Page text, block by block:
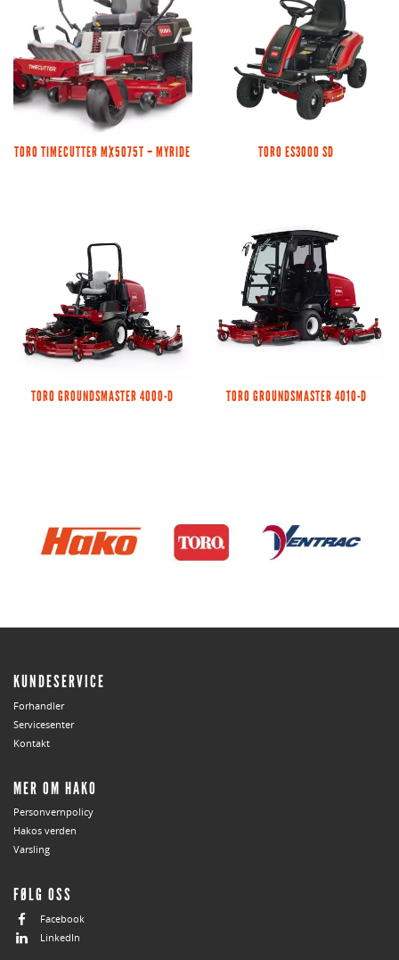
TORO TIMECUTTER MX5075T – MYRIDE TORO ES3000 SD
TORO GROUNDSMASTER 4000-D TORO GROUNDSMASTER 4010-D
KUNDESERVICE
Forhandler
Servicesenter
Kontakt
MER OM HAKO
Personvernpolicy
Hakos verden
Varsling
FØLG OSS
Facebook
LinkedIn